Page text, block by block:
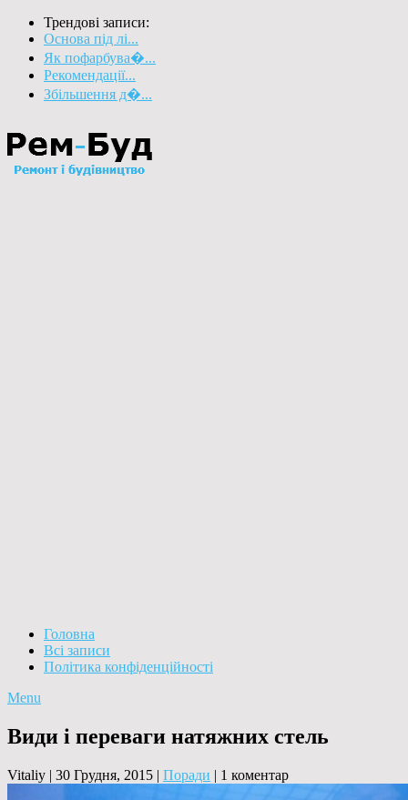
Трендові записи:
Основа під лі...
Як пофарбува�...
Рекомендації...
Збільшення д�...
Головна
Всі записи
Політика конфіденційності
Menu
Види і переваги натяжних стель
Vitaliy | 30 Грудня, 2015 | Поради | 1 коментар